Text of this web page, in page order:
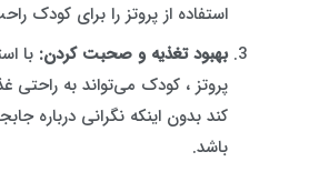
استفاده از پروتز را برای کودک
بهبود تغذیه و صحبت کردن: با
پروتز ، کودک می‌تواند به
کند بدون اینکه نگرانی درباره
باشد.